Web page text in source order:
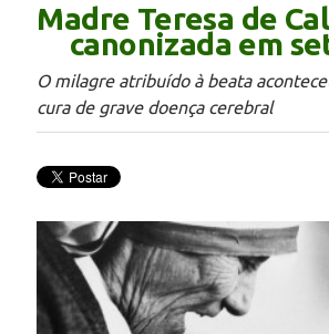
Madre Teresa de
canonizada em
O milagre atribuído à beata
cura de grave doença cerebral